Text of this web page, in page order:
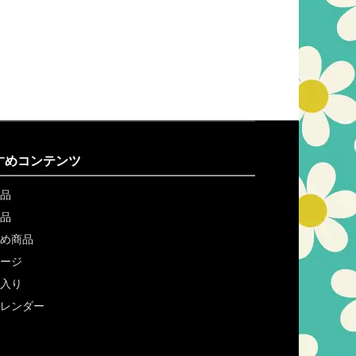
めコンテンツ
商品
ジ
り
ンダー